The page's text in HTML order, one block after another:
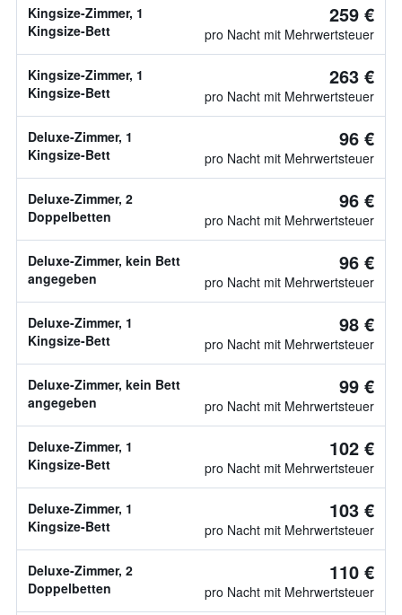
Kingsize-Zimmer, 1
Kingsize-Bett
259 €
pro Nacht mit Mehrwertsteuer
Kingsize-Zimmer, 1
Kingsize-Bett
263 €
pro Nacht mit Mehrwertsteuer
Deluxe-Zimmer, 1
Kingsize-Bett
96 €
pro Nacht mit Mehrwertsteuer
Deluxe-Zimmer, 2
Doppelbetten
96 €
pro Nacht mit Mehrwertsteuer
Deluxe-Zimmer, kein Bett
angegeben
96 €
pro Nacht mit Mehrwertsteuer
Deluxe-Zimmer, 1
Kingsize-Bett
98 €
pro Nacht mit Mehrwertsteuer
Deluxe-Zimmer, kein Bett
angegeben
99 €
pro Nacht mit Mehrwertsteuer
Deluxe-Zimmer, 1
Kingsize-Bett
102 €
pro Nacht mit Mehrwertsteuer
Deluxe-Zimmer, 1
Kingsize-Bett
103 €
pro Nacht mit Mehrwertsteuer
Deluxe-Zimmer, 2
Doppelbetten
110 €
pro Nacht mit Mehrwertsteuer